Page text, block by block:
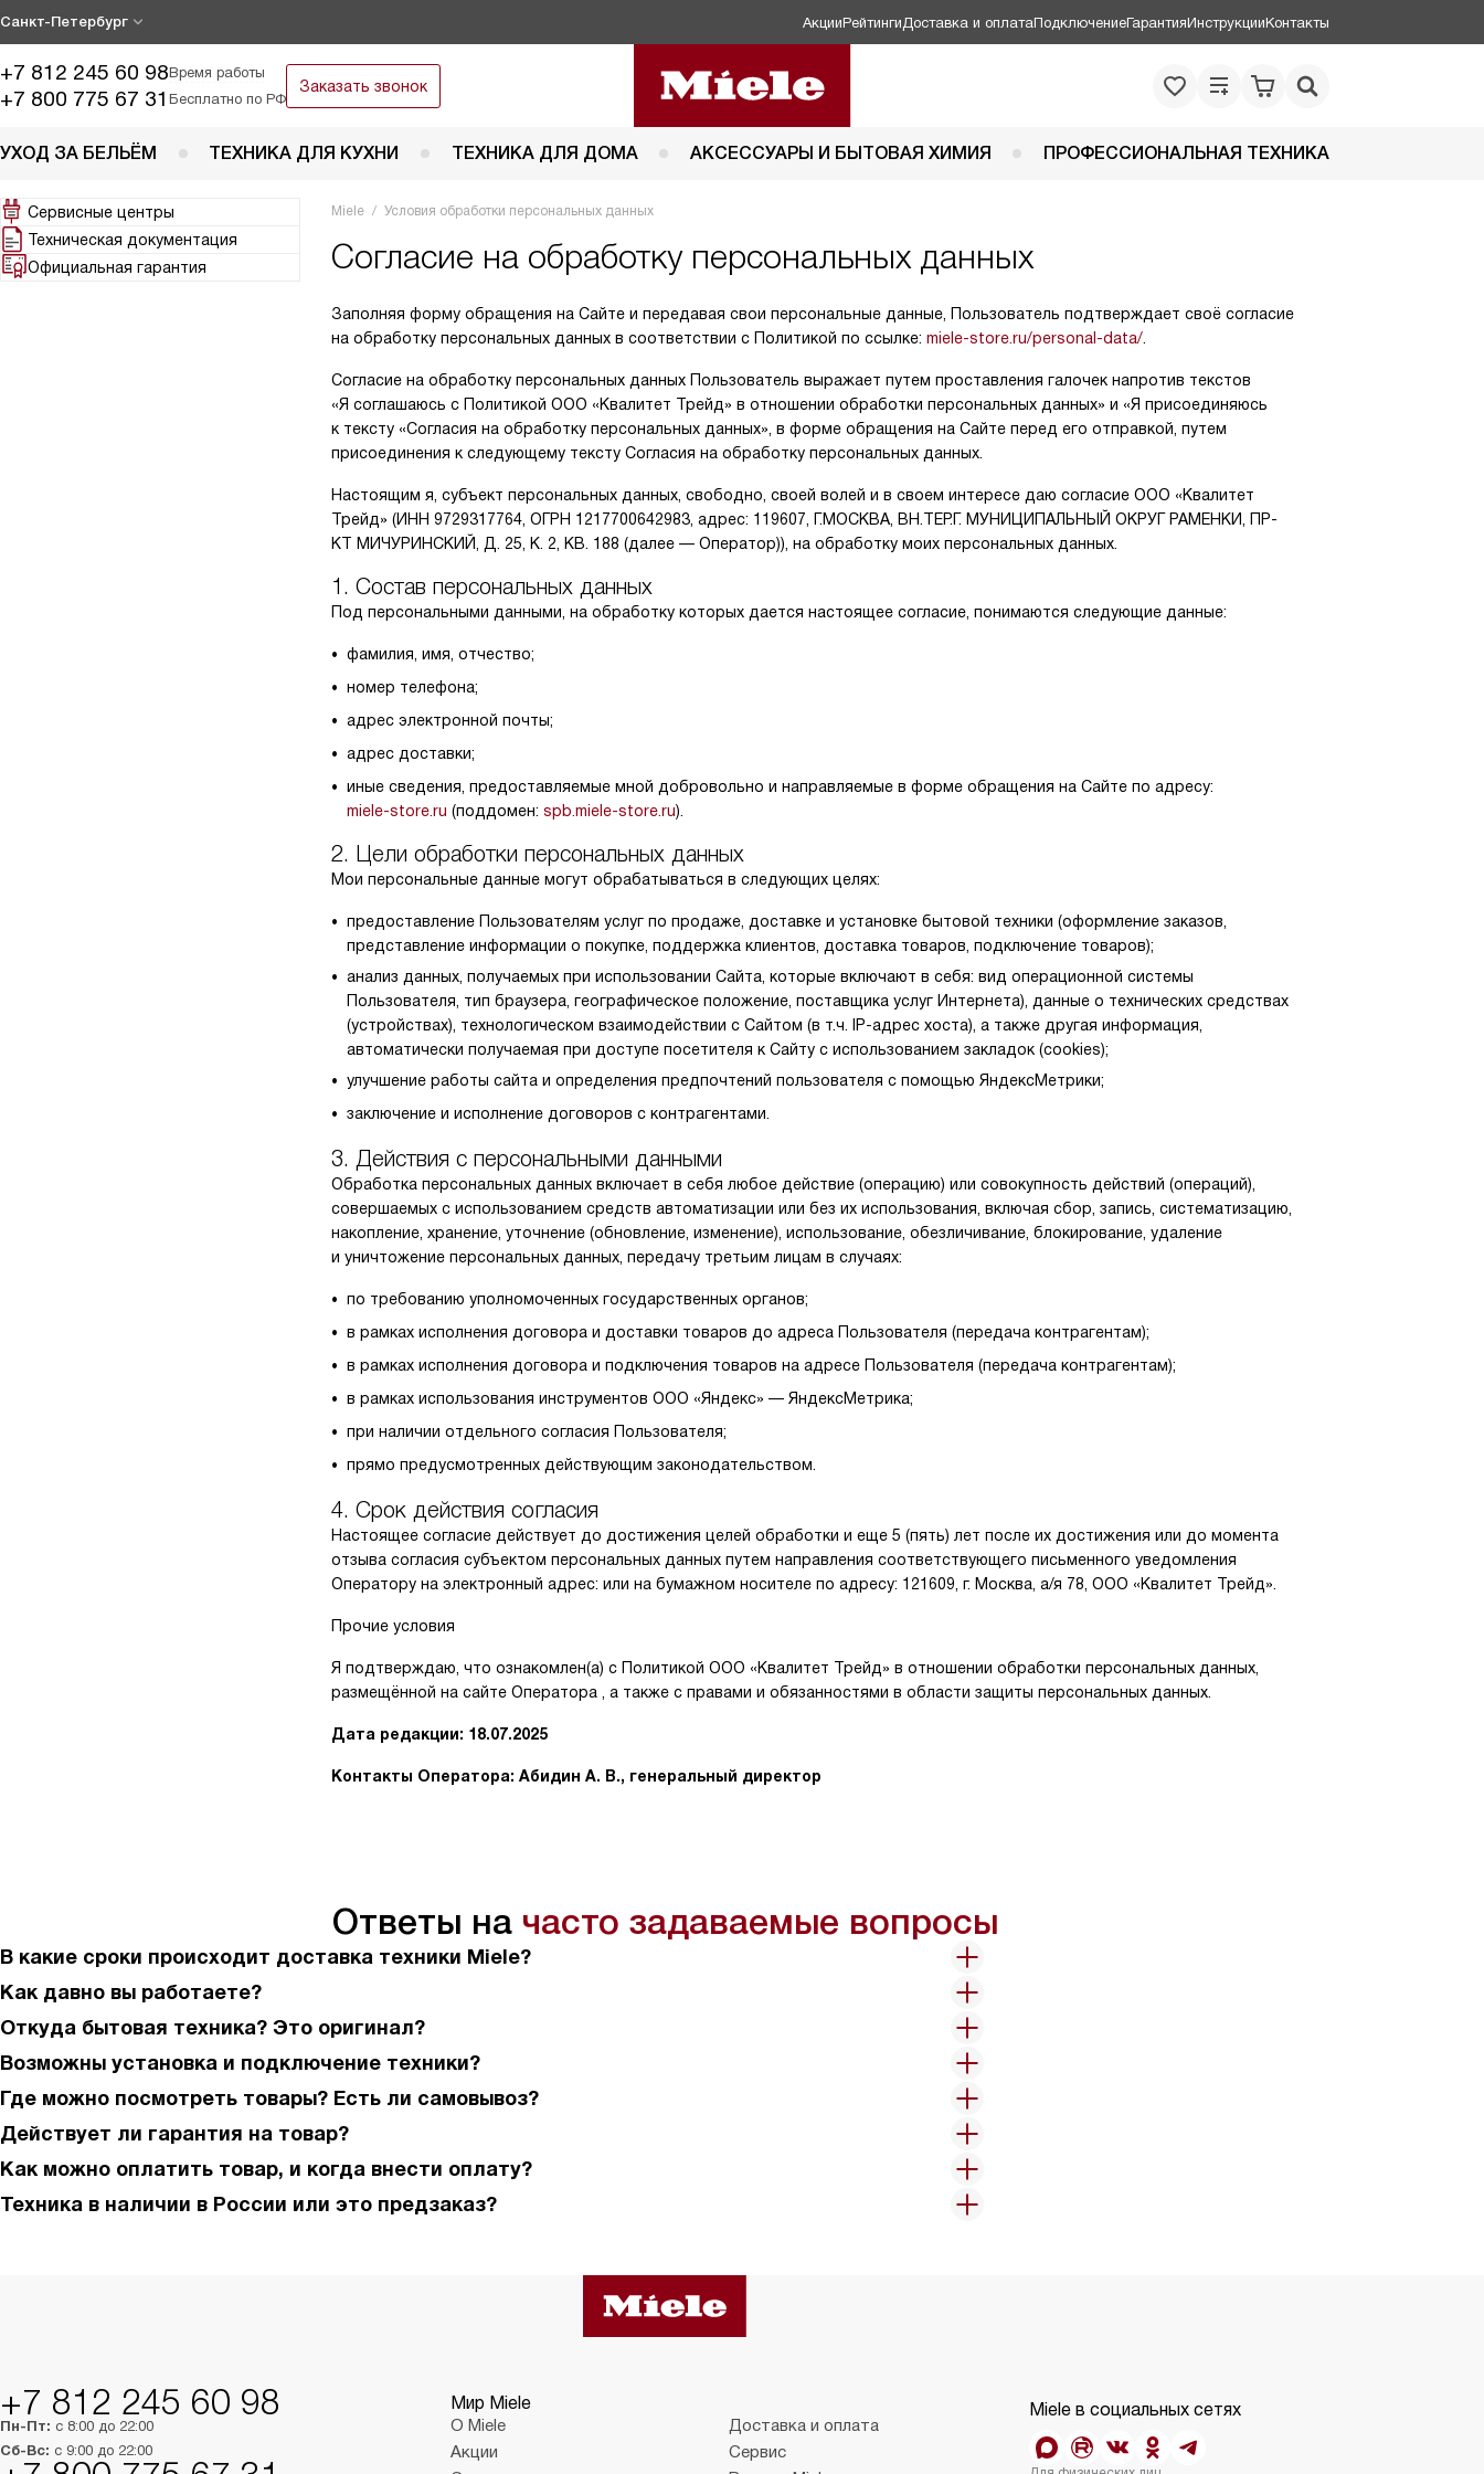
Санкт-Петербург АкцииРейтинги Доставка и оплатаПодключениеГарантияИнструкцииКонтакты
+7 812 245 60 98Время работы
+7 800 775 67 31 Бесплатно по РФ
Заказать звонок
УХОД ЗА БЕЛЬЁМ ТЕХНИКА ДЛЯ КУХНИ ТЕХНИКА ДЛЯ ДОМА АКСЕССУАРЫ И БЫТОВАЯ ХИМИЯ ПРОФЕССИОНАЛЬНАЯ ТЕХНИКА
Сервисные центры
Техническая документация
Официальная гарантия
Miele Условия обработки персональных данных
Согласие на обработку персональных данных
Заполняя форму обращения на Сайте и передавая свои персональные данные, Пользователь подтверждает своё согласие
на обработку персональных данных в соответствии с Политикой по ссылке: miele-store.ru/personal-data/
Согласие на обработку персональных данных Пользователь выражает путем проставления галочек напротив текстов
«Я соглашаюсь с Политикой ООО «Квалитет Трейд» в отношении обработки персональных данных» и «Я присоединяюсь
к тексту «Согласия на обработку персональных данных», в форме обращения на Сайте перед его отправкой, путем
присоединения к следующему тексту Согласия на обработку персональных данных.
Настоящим я, субъект персональных данных, свободно, своей волей и в своем интересе даю согласие ООО «Квалитет
Трейд» (ИНН 9729317764, ОГРН 1217700642983, адрес: 119607, Г.МОСКВА, ВН.ТЕР.Г. МУНИЦИПАЛЬНЫЙ ОКРУГ РАМЕНКИ, ПР-
КТ МИЧУРИНСКИЙ, Д. 25, К. 2, КВ. 188 (далее — Оператор)), на обработку моих персональных данных.
1. Состав персональных данных
Под персональными данными, на обработку которых дается настоящее согласие, понимаются следующие данные:
фамилия, имя, отчество;
номер телефона;
адрес электронной почты;
адрес доставки;
иные сведения, предоставляемые мной добровольно и направляемые в форме обращения на Сайте по адресу:
miele-store.ru (поддомен: spb.miele-store.ru).
2. Цели обработки персональных данных
Мои персональные данные могут обрабатываться в следующих целях:
предоставление Пользователям услуг по продаже, доставке и установке бытовой техники (оформление заказов,
представление информации о покупке, поддержка клиентов, доставка товаров, подключение товаров);
анализ данных, получаемых при использовании Сайта, которые включают в себя: вид операционной системы
Пользователя, тип браузера, географическое положение, поставщика услуг Интернета), данные о технических средствах
(устройствах), технологическом взаимодействии с Сайтом (в т.ч. IP-адрес хоста), а также другая информация,
автоматически получаемая при доступе посетителя к Сайту с использованием закладок (cookies);
улучшение работы сайта и определения предпочтений пользователя с помощью ЯндексМетрики;
заключение и исполнение договоров с контрагентами.
3. Действия с персональными данными
Обработка персональных данных включает в себя любое действие (операцию) или совокупность действий (операций),
совершаемых с использованием средств автоматизации или без их использования, включая сбор, запись, систематизацию,
накопление, хранение, уточнение (обновление, изменение), использование, обезличивание, блокирование, удаление
и уничтожение персональных данных, передачу третьим лицам в случаях:
по требованию уполномоченных государственных органов;
в рамках исполнения договора и доставки товаров до адреса Пользователя (передача контрагентам);
в рамках исполнения договора и подключения товаров на адресе Пользователя (передача контрагентам);
в рамках использования инструментов ООО «Яндекс» — ЯндексМетрика;
при наличии отдельного согласия Пользователя;
прямо предусмотренных действующим законодательством.
4. Срок действия согласия
Настоящее согласие действует до достижения целей обработки и еще 5 (пять) лет после их достижения или до момента
отзыва согласия субъектом персональных данных путем направления соответствующего письменного уведомления
Оператору на электронный адрес: или на бумажном носителе по адресу: 121609, г. Москва, а/я 78, ООО «Квалитет Трейд».
Прочие условия
Я подтверждаю, что ознакомлен(а) с Политикой ООО «Квалитет Трейд» в отношении обработки персональных данных,
размещённой на сайте Оператора , а также с правами и обязанностями в области защиты персональных данных.
Дата редакции: 18.07.2025
Контакты Оператора: Абидин А. В., генеральный директор
Ответы на часто задаваемые вопросы
В какие сроки происходит доставка техники Miele?
Как давно вы работаете?
Откуда бытовая техника? Это оригинал?
Возможны установка и подключение техники?
Где можно посмотреть товары? Есть ли самовывоз?
Действует ли гарантия на товар?
Как можно оплатить товар, и когда внести оплату?
Техника в наличии в России или это предзаказ?
+7 812 245 60 98
Пн-Пт: с 8:00 до 22:00
Сб-Вс: с 9:00 до 22:00
Мир Miele
О Miele
Доставка и оплата
Акции
Сервис
Miele в социальных сетях